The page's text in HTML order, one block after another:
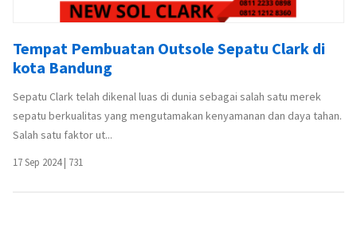
Tempat Pembuatan Outsole Sepatu Clark di
kota Bandung
Sepatu Clark telah dikenal luas di dunia sebagai salah satu merek
sepatu berkualitas yang mengutamakan kenyamanan dan daya tahan.
Salah satu faktor ut...
17 Sep 2024| 731